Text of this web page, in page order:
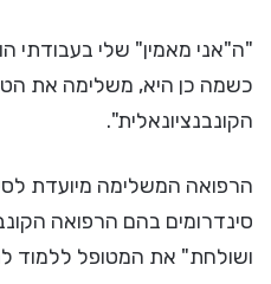
"ה"אני מאמין" שלי בעבודתי
כשמה כן היא, משלימה את
הקונבנציונאלית".
הרפואה המשלימה מיועדת
סינדרומים בהם הרפואה
ושולחת" את המטופל ללמוד